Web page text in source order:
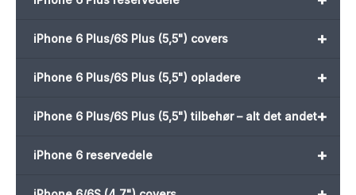
+
iPhone 6 Plus/6S Plus (5,5") covers
+
iPhone 6 Plus/6S Plus (5,5") opladere
+
iPhone 6 Plus/6S Plus (5,5") tilbehør – alt det andet
+
iPhone 6 reservedele